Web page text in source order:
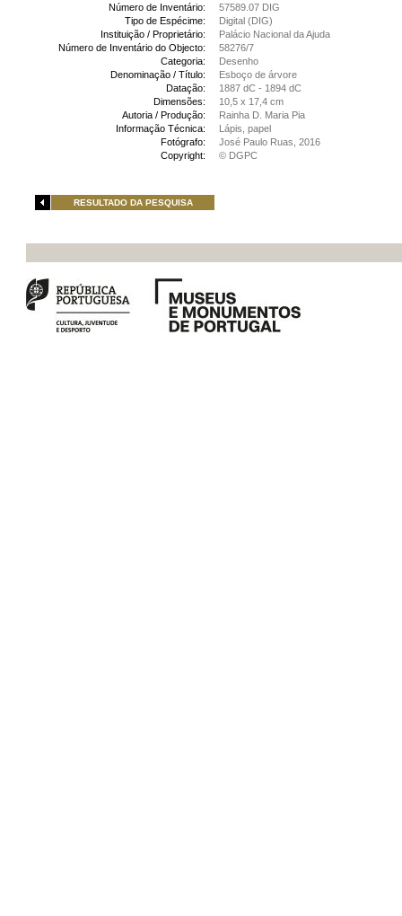
Número de Inventário:
57589.07 DIG
Tipo de Espécime:
Digital (DIG)
Instituição / Proprietário:
Palácio Nacional da Ajuda
Número de Inventário do Objecto:
58276/7
Categoria:
Desenho
Denominação / Título:
Esboço de árvore
Datação:
1887 dC - 1894 dC
Dimensões:
10,5 x 17,4 cm
Autoria / Produção:
Rainha D. Maria Pia
Informação Técnica:
Lápis, papel
Fotógrafo:
José Paulo Ruas, 2016
Copyright:
© DGPC
RESULTADO DA PESQUISA